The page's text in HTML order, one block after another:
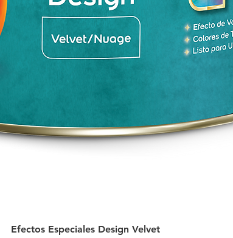
Vista rápida
Efectos Especiales Design Velvet